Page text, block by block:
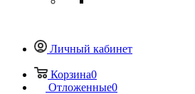
Личный кабинет
Корзина0
Отложенные0